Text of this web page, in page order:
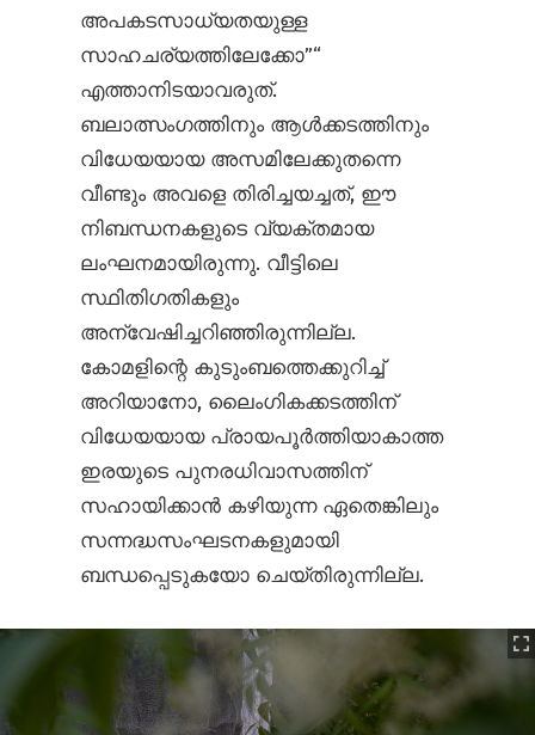
അപകടസാധ്യതയുള്ള
സാഹചര്യത്തിലേക്കോ”“
എത്താനിടയാവരുത്.
ബലാത്സംഗത്തിനും ആൾക്കടത്തിനും
വിധേയയായ അസമിലേക്കുതന്നെ
വീണ്ടും അവളെ തിരിച്ചയച്ചത്, ഈ
നിബന്ധനകളുടെ വ്യക്തമായ
ലംഘനമായിരുന്നു. വീട്ടിലെ
സ്ഥിതിഗതികളും
അന്വേഷിച്ചറിഞ്ഞിരുന്നില്ല.
കോമളിന്റെ കുടുംബത്തെക്കുറിച്ച്
അറിയാനോ, ലൈംഗികക്കടത്തിന്
വിധേയയായ പ്രായപൂർത്തിയാകാത്ത
ഇരയുടെ പുനരധിവാസത്തിന്
സഹായിക്കാൻ കഴിയുന്ന ഏതെങ്കിലും
സന്നദ്ധസംഘടനകളുമായി
ബന്ധപ്പെടുകയോ ചെയ്തിരുന്നില്ല.